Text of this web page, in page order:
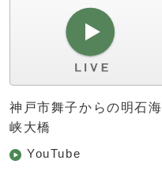
神戸市舞子からの明石海
峡大橋
YouTube